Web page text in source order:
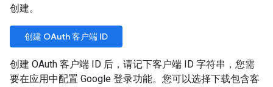
创建。
创建 OAuth 客户端 ID
创建 OAuth 客户端 ID 后，请记下客户端 ID 字符串，您需
要在应用中配置 Google 登录功能。您可以选择下载包含客